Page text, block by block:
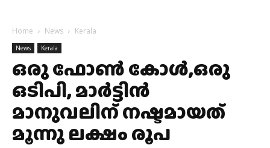
Home News Kerala
News Kerala
ഒരു ഫോണ്‍ കോള്‍,ഒരു
ഒടിപി, മാര്‍ട്ടിന്‍
മാനുവലിന് നഷ്ടമായത്
മൂന്നു ലക്ഷം രൂപ